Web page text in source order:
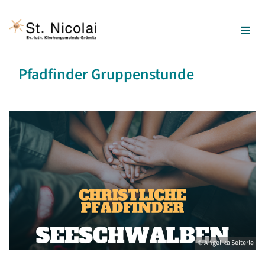
Pfadfinder Gruppenstunde
© Angelika Seiterle